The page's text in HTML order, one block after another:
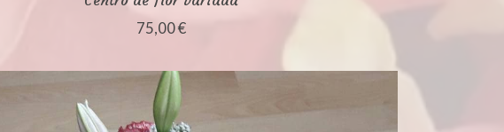
75,00 €